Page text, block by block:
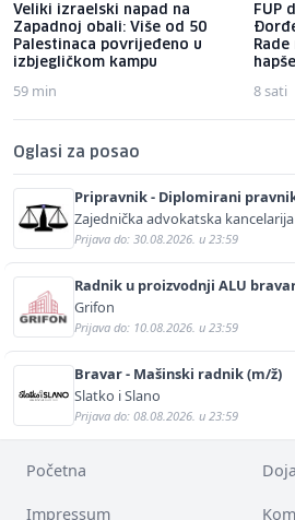
Veliki izraelski napad na
Zapadnoj obali: Više od 50
Palestinaca povrijeđeno u
izbjegličkom kampu
59 min
FUP
8 sati
Oglasi za posao
Pripravnik - Diplomirani
Zajednička advokatska
Kurtović
Prijava do: 30.08.2026. u 23:59
Radnik u proizvodnji ALU
Grifon
Prijava do: 10.08.2026. u 23:59
Bravar - Mašinski radnik (m/ž)
Slatko i Slano
Prijava do: 08.08.2026. u 23:59
Početna
Impressum